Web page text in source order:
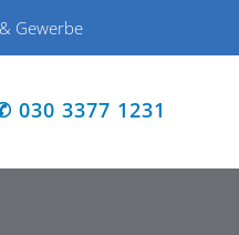
Gewerbe
030 3377 1231